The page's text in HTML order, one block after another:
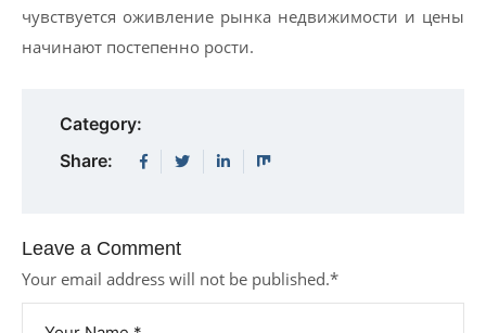
чувствуется оживление рынка недвижимости и цены
начинают постепенно рости.
Category:
Share:
Leave a Comment
Your email address will not be published.*